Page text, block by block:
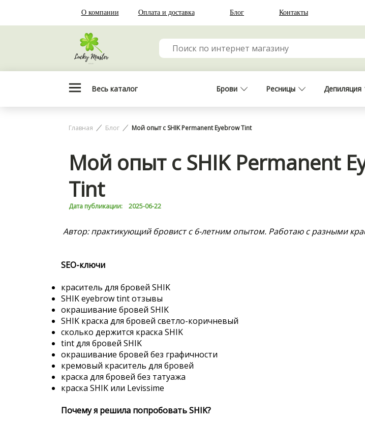
Главная Блог Мой опыт с SHIK Permanent Eyebrow Tint
Мой опыт с SHIK Permanent
Tint
Дата публикации: 2025-06-22
Автор: практикующий бровист с 6-летним опытом. Работаю с разными
SEO-ключи
краситель для бровей SHIK
SHIK eyebrow tint отзывы
окрашивание бровей SHIK
SHIK краска для бровей светло-коричневый
сколько держится краска SHIK
tint для бровей SHIK
окрашивание бровей без графичности
кремовый краситель для бровей
краска для бровей без татуажа
краска SHIK или Levissime
Почему я решила попробовать SHIK?
О компании Оплата и доставка Блог Контакты
Весь каталог Брови Ресницы Депиляция